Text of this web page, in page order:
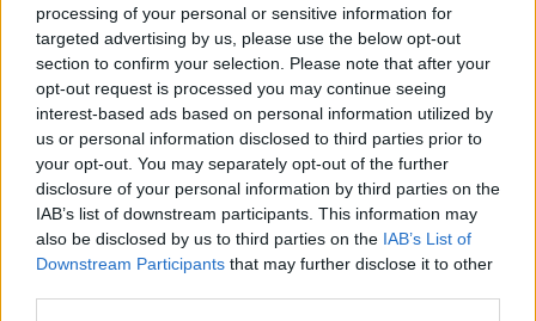
processing of your personal or sensitive information for
targeted advertising by us, please use the below opt-out
section to confirm your selection. Please note that after your
opt-out request is processed you may continue seeing
interest-based ads based on personal information utilized by
us or personal information disclosed to third parties prior to
your opt-out. You may separately opt-out of the further
disclosure of your personal information by third parties on the
IAB’s list of downstream participants. This information may
also be disclosed by us to third parties on the IAB’s List of
Downstream Participants that may further disclose it to other
Cosa influenza la tua arte ?
Niente influenza la mia espressività artistica a parte i miei umori. La
mia è un’arte vissuta a tutto tondo, sento di appartenere alla
poetica di riferimento, ma non solo. La costante della mia ricerca,
spazia dal figurativo all’astrazione con molti simboli costantemente
presenti.
Riccardo Ferrucci